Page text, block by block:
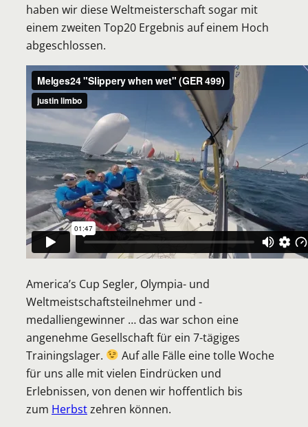
haben wir diese Weltmeisterschaft sogar mit
einem zweiten Top20 Ergebnis auf einem Hoch
abgeschlossen.
America’s Cup Segler, Olympia- und
Weltmeistschaftsteilnehmer und -
medalliengewinner … das war schon eine
angenehme Gesellschaft für ein 7-tägiges
Trainingslager.
Auf alle Fälle eine tolle Woche
für uns alle mit vielen Eindrücken und
Erlebnissen, von denen wir hoffentlich bis
zum Herbstzehren können.